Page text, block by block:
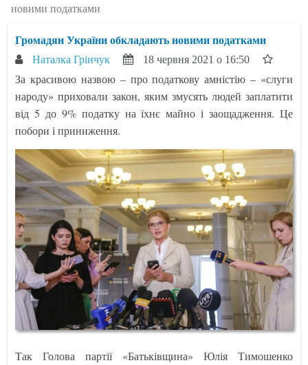
новими податками
Громадян України обкладають новими податками
Наталка Грінчук 18 червня 2021 о 16:50
За красивою назвою – про податкову амністію – «слуги
народу» приховали закон, яким змусять людей заплатити
від 5 до 9% податку на їхнє майно і заощадження. Це
побори і приниження.
Так Голова партії «Батьківщина» Юлія Тимошенко